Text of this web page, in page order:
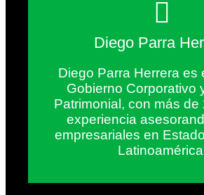
Diego Parra
Diego Parra Herrera es
Gobierno Corporativo
Patrimonial, con más de
experiencia
empresariales en